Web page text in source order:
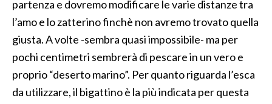
partenza e dovremo modificare le varie distanze tra
l’amo e lo zatterino finchè non avremo trovato quella
giusta. A volte -sembra quasi impossibile- ma per
pochi centimetri sembrerà di pescare in un vero e
proprio “deserto marino”. Per quanto riguarda l’esca
da utilizzare, il bigattino è la più indicata per questa